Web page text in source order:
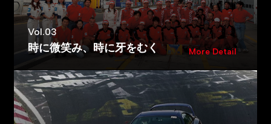
Vol.03
時に微笑み、時に牙をむく More Detail